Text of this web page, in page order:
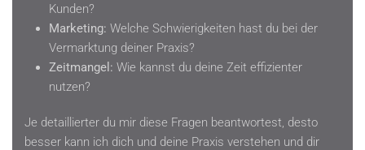
Kunden?
Marketing: Welche Schwierigkeiten hast du bei der
Vermarktung deiner Praxis?
Zeitmangel: Wie kannst du deine Zeit effizienter
nutzen?
Je detaillierter du mir diese Fragen beantwortest, desto
besser kann ich dich und deine Praxis verstehen und dir